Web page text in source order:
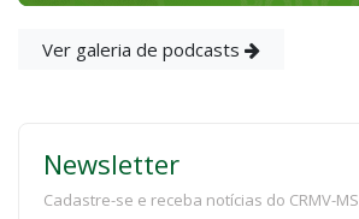
Ver galeria de podcasts
Newsletter
Cadastre-se e receba notícias do CRMV-MS